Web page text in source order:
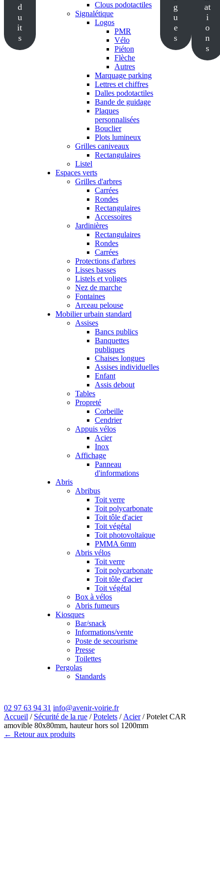
d
u
it
s
Clous podotactiles
Signalétique
Logos
PMR
Vélo
Piéton
Flèche
Autres
Marquage parking
Lettres et chiffres
Dalles podotactiles
Bande de guidage
Plaques
personnalisées
Bouclier
Plots lumineux
Grilles caniveaux
Rectangulaires
Listel
Espaces verts
Grilles d'arbres
Carrées
Rondes
Rectangulaires
Accessoires
Jardinières
Rectangulaires
Rondes
Carrées
Protections d'arbres
Lisses basses
Listels et voliges
Nez de marche
Fontaines
Arceau pelouse
Mobilier urbain standard
Assises
Bancs publics
Banquettes
publiques
Chaises longues
Assises individuelles
Enfant
Assis debout
Tables
Propreté
Corbeille
Cendrier
Appuis vélos
Acier
Inox
Affichage
Panneau
d'informations
Abris
Abribus
Toit verre
Toit polycarbonate
Toit tôle d'acier
Toit végétal
Toit photovoltaïque
PMMA 6mm
Abris vélos
Toit verre
Toit polycarbonate
Toit tôle d'acier
Toit végétal
Box à vélos
Abris fumeurs
Kiosques
Bar/snack
Informations/vente
Poste de secourisme
Presse
Toilettes
Pergolas
Standards
g
u
e
s
at
i
o
n
s
02 97 63 94 31 info@avenir-voirie.fr
Accueil / Sécurité de la rue /Potelets / Acier/ Potelet CAR
amovible 80x80mm, hauteur hors sol 1200mm
← Retour aux produits